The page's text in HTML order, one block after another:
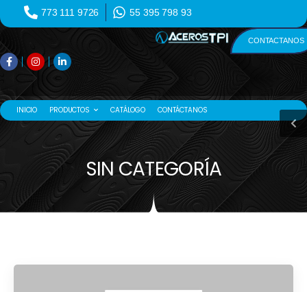
773 111 9726 55 395 798 93
CONTACTANOS
INICIO PRODUCTOS CATÁLOGO CONTÁCTANOS
SIN CATEGORÍA